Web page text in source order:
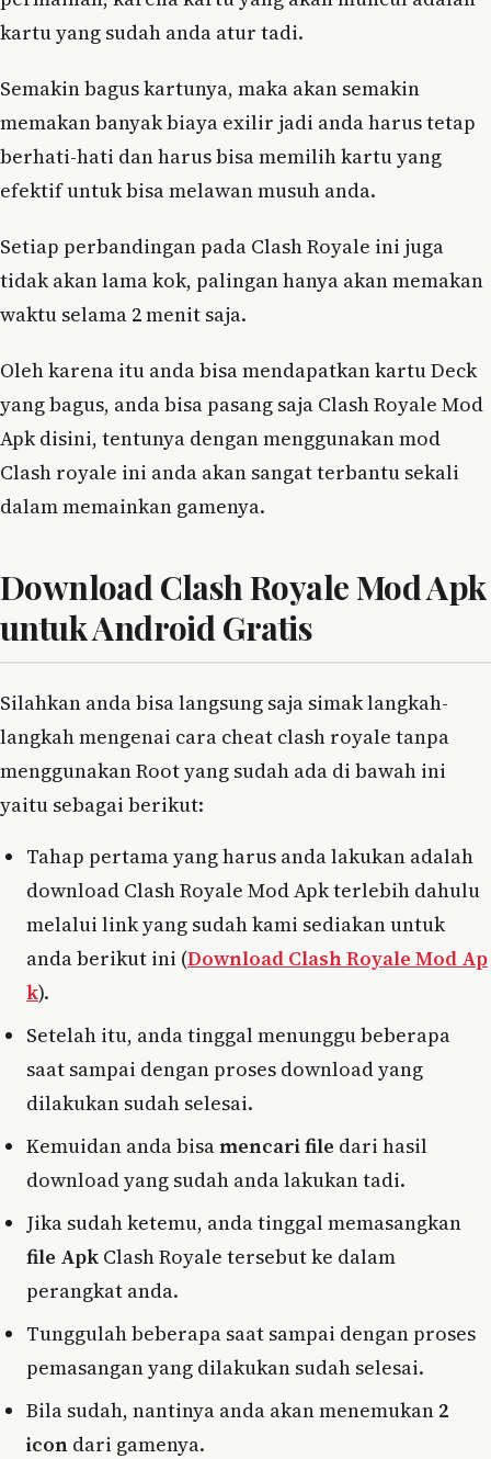
kartu yang sudah anda atur tadi.
Semakin bagus kartunya, maka akan semakin
memakan banyak biaya exilir jadi anda harus tetap
berhati-hati dan harus bisa memilih kartu yang
efektif untuk bisa melawan musuh anda.
Setiap perbandingan pada Clash Royale ini juga
tidak akan lama kok, palingan hanya akan memakan
waktu selama 2 menit saja.
Oleh karena itu anda bisa mendapatkan kartu Deck
yang bagus, anda bisa pasang saja Clash Royale Mod
Apk disini, tentunya dengan menggunakan mod
Clash royale ini anda akan sangat terbantu sekali
dalam memainkan gamenya.
Download Clash Royale Mod Apk
untuk Android Gratis
Silahkan anda bisa langsung saja simak langkah-
langkah mengenai cara cheat clash royale tanpa
menggunakan Root yang sudah ada di bawah ini
yaitu sebagai berikut:
Tahap pertama yang harus anda lakukan adalah
download Clash Royale Mod Apk terlebih dahulu
melalui link yang sudah kami sediakan untuk
anda berikut ini (Download Clash Royale Mod Ap
k).
Setelah itu, anda tinggal menunggu beberapa
saat sampai dengan proses download yang
dilakukan sudah selesai.
Kemuidan anda bisamencari file dari hasil
download yang sudah anda lakukan tadi.
Jika sudah ketemu, anda tinggal memasangkan
file Apk Clash Royale tersebut ke dalam
perangkat anda.
Tunggulah beberapa saat sampai dengan proses
pemasangan yang dilakukan sudah selesai.
Bila sudah, nantinya anda akan menemukan 2
icon dari gamenya.